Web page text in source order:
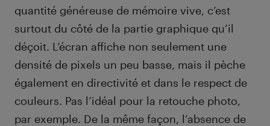
quantité généreuse de mémoire vive, c’est
surtout du côté de la partie graphique qu’il
déçoit. L’écran affiche non seulement une
densité de pixels un peu basse, mais il pèche
également en directivité et dans le respect de
couleurs. Pas l’idéal pour la retouche photo,
par exemple. De la même façon, l’absence de